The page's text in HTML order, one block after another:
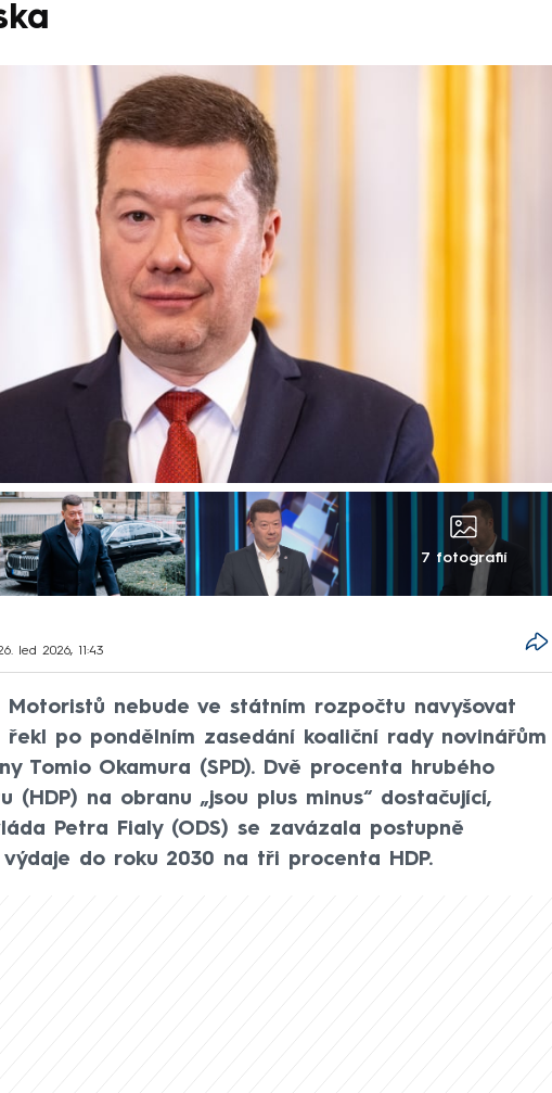
7 fotografií
led 2026, 11:43
Motoristů nebude ve státním rozpočtu navyšovat
po pondělním zasedání koaliční rady novinářům
Tomio Okamura (SPD). Dvě procenta hrubého
(HDP) na obranu „jsou plus minus“ dostačující,
Petra Fialy (ODS) se zavázala postupně
do roku 2030 na tři procenta HDP.